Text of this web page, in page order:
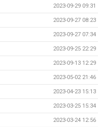
2023-09-29 09:31
2023-09-27 08:23
2023-09-27 07:34
2023-09-25 22:29
2023-09-13 12:29
2023-05-02 21:46
2023-04-23 15:13
2023-03-25 15:34
2023-03-24 12:56